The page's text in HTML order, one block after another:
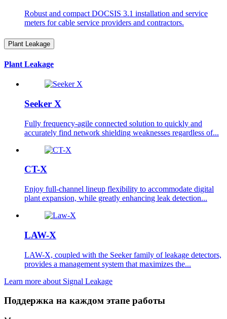
Robust and compact DOCSIS 3.1 installation and service
meters for cable service providers and contractors.
Plant Leakage
Plant Leakage
Seeker X
Fully frequency-agile connected solution to quickly and
accurately find network shielding weaknesses regardless of...
CT-X
Enjoy full-channel lineup flexibility to accommodate digital
plant expansion, while greatly enhancing leak detection...
LAW-X
LAW-X, coupled with the Seeker family of leakage detectors,
provides a management system that maximizes the...
Learn more about Signal Leakage
Поддержка на каждом этапе работы